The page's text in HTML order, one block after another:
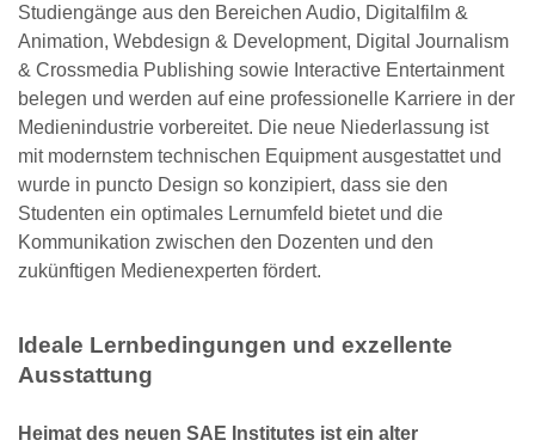
Studiengänge aus den Bereichen Audio, Digitalfilm &
Animation, Webdesign & Development, Digital Journalism
& Crossmedia Publishing sowie Interactive Entertainment
belegen und werden auf eine professionelle Karriere in der
Medienindustrie vorbereitet. Die neue Niederlassung ist
mit modernstem technischen Equipment ausgestattet und
wurde in puncto Design so konzipiert, dass sie den
Studenten ein optimales Lernumfeld bietet und die
Kommunikation zwischen den Dozenten und den
zukünftigen Medienexperten fördert.
Ideale Lernbedingungen und exzellente
Ausstattung
Heimat des neuen SAE Institutes ist ein alter